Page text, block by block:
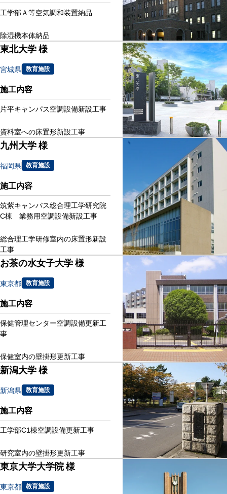
工学部Ａ等空気調和装置納品
除湿機本体納品
東北大学 様
宮城県 教育施設
施工内容
片平キャンパス空調設備新設工事
資料室への床置形新設工事
九州大学 様
福岡県 教育施設
施工内容
筑紫キャンパス総合理工学研究院
C棟 業務用空調設備新設工事
総合理工学研修室内の床置形新設
工事
お茶の水女子大学 様
東京都 教育施設
施工内容
保健管理センター空調設備更新工
事
保健室内の壁掛形更新工事
新潟大学 様
新潟県 教育施設
施工内容
工学部C1棟空調設備更新工事
研究室内の壁掛形更新工事
東京大学大学院 様
東京都 教育施設